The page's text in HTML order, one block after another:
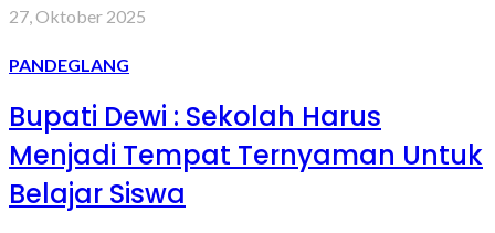
27, Oktober 2025
PANDEGLANG
Bupati Dewi : Sekolah Harus
Menjadi Tempat Ternyaman Untuk
Belajar Siswa